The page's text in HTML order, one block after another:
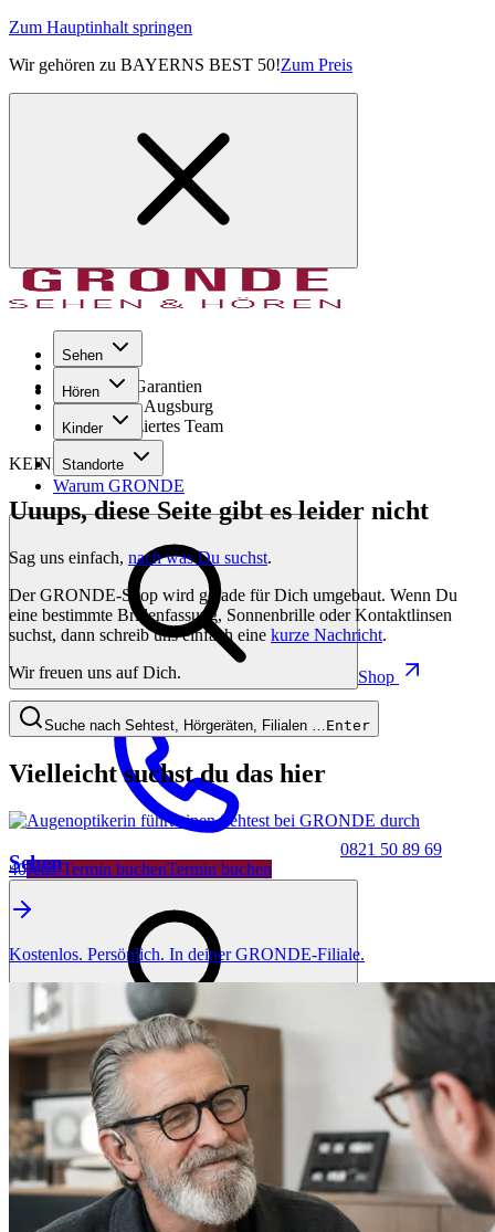
Zum Hauptinhalt springen
Wir gehören zu BAYERNS BEST 50!Zum Preis
Sehen
Hören
Kinder
Standorte
Warum GRONDE
Shop
0821 50 89 69
40Jetzt Termin buchenTermin buchen
Seit 1971
GRONDE Garantien
8× im Raum Augsburg
Hochqualifiziertes Team
KEINE SORGE!
Uuups, diese Seite gibt es leider nicht
Sag uns einfach, nach was Du suchst.
Der GRONDE-Shop wird gerade für Dich umgebaut. Wenn Du
eine bestimmte Brillenfassung, Sonnenbrille oder Kontaktlinsen
suchst, dann schreib uns einfach eine kurze Nachricht.
Wir freuen uns auf Dich.
Suche nach Sehtest, Hörgeräten, Filialen … Enter
Vielleicht suchst du das hier
Sehen
Kostenlos. Persönlich. In deiner GRONDE-Filiale.